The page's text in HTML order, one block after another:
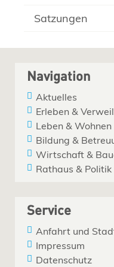
Satzungen
Navigation
Aktuelles
Erleben &
Leben & Wohnen
Bildung &
Wirtschaft &
Rathaus & Politik
Service
Anfahrt und
Impressum
Datenschutz